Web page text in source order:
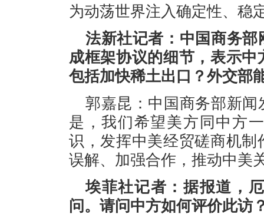
为动荡世界注入确定性、稳
法新社记者：中国商务
成框架协议的细节，表示
包括加快稀土出口？外交部
郭嘉昆：中国商务部新
是，我们希望美方同中方
识，发挥中美经贸磋商机
误解、加强合作，推动中美
埃菲社记者：据报道，
问。请问中方如何评价此访